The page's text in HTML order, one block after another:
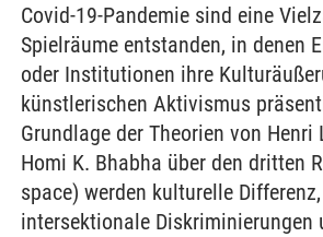
Covid-19-Pandemie sind eine
Spielräume entstanden, in denen
oder Institutionen ihre
künstlerischen Aktivismus
Grundlage der Theorien von Henri
Homi K. Bhabha über den dritten
space) werden kulturelle
intersektionale Diskriminierungen